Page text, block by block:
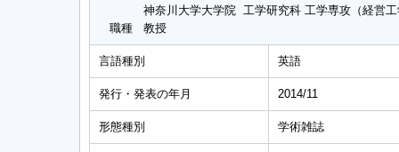
神奈川大学大学院 工学研究科 工学専攻（経営
職種
教授
言語種別 英語
発行・発表の年月 2014/11
形態種別 学術雑誌